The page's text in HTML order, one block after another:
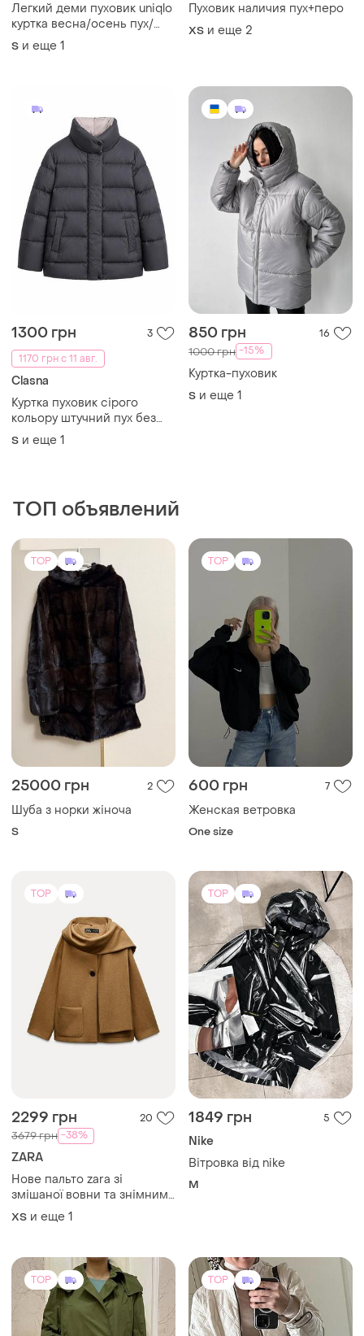
Легкий деми пуховик uniqlo
куртка весна/осень пух/
перо
S и еще 1
Пуховик наличия пух+перо
ХS и еще 2
1300 грн
3
1170 грн с 11 авг.
Clasna
Куртка пуховик сірого
кольору штучний пух без
капюшона
S и еще 1
850 грн 16
1000 грн -15%
Куртка-пуховик
S и еще 1
ТОП объявлений
TOP
25000 грн 2
Шуба з норки жіноча
S
TOP
600 грн 7
Женская ветровка
One size
TOP
2299 грн 20
3679 грн -38%
ZARA
Нове пальто zara зі
змішаної вовни та знімним
шарфом: культовий колір
camel
ХS и еще 1
TOP
1849 грн 5
Nike
Вітровка від nike
M
TOP TOP